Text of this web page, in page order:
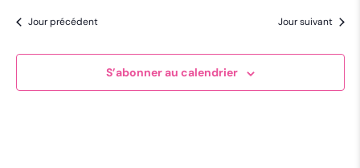
Jour précédent Jour suivant
S’abonner au calendrier